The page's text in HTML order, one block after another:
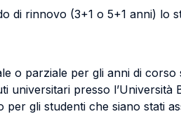
di rinnovo (3+1 o 5+1 anni) lo
o parziale per gli anni di
universitari presso
per gli studenti che siano stati